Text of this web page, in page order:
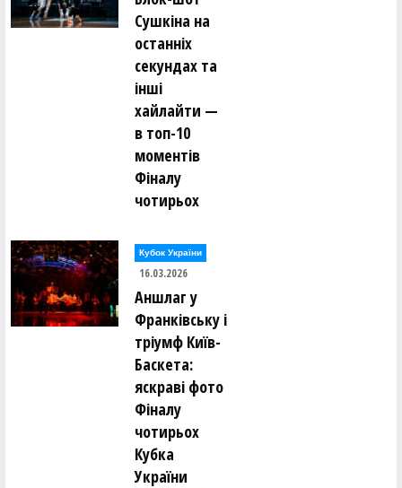
Сушкіна на
останніх
секундах та
інші
хайлайти —
в топ-10
моментів
Фіналу
чотирьох
Кубок України
16.03.2026
Аншлаг у
Франківську і
тріумф Київ-
Баскета:
яскраві фото
Фіналу
чотирьох
Кубка
України